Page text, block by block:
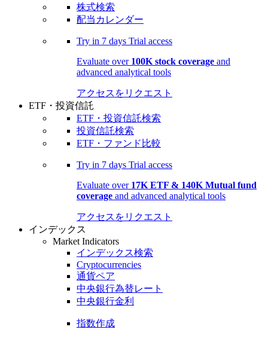
株式検索
配当カレンダー
Try in 7 days Trial access
Evaluate over 100K stock coverage and
advanced analytical tools
アクセスをリクエスト
ETF・投資信託
ETF・投資信託検索
投資信託検索
ETF・ファンド比較
Try in 7 days Trial access
Evaluate over 17K ETF & 140K Mutual fund
coverage and advanced analytical tools
アクセスをリクエスト
インデックス
Market Indicators
インデックス検索
Cryptocurrencies
通貨ペア
中央銀行為替レート
中央銀行金利
指数作成